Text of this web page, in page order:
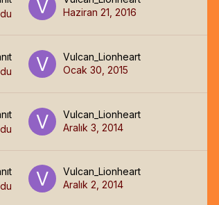
Haziran 21, 2016
Vulcan_Lionheart
Ocak 30, 2015
Vulcan_Lionheart
Aralık 3, 2014
Vulcan_Lionheart
Aralık 2, 2014